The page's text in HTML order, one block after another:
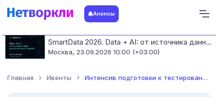
Анонсы
SmartData 2026. Data + AI: от источника данных до работающих моделей
Москва, 23.09.2026 10:00 (+03:00)
Главная Ивенты Интенсив подготовки к тестированию в магистратуру «Аналитика...